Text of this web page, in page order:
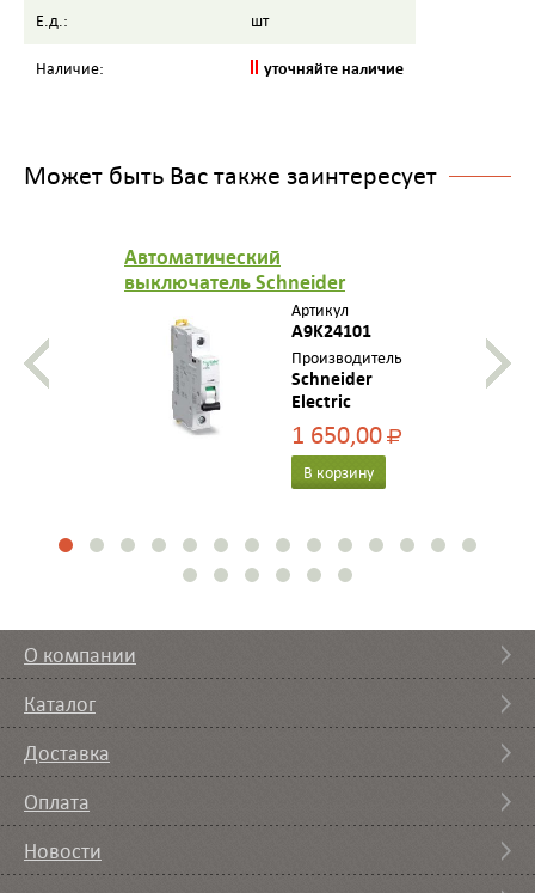
Е.д.: шт
Наличие: уточняйте наличие
Может быть Вас также заинтересует
Автоматический
выключатель Schneider
Electric (Автомат Шнайдер
Электрик) iK60 1П 1A C
Артикул
A9K24101
Производитель
Schneider
Electric
1 650,00Р
В корзину
О компании
Каталог
Доставка
Оплата
Новости